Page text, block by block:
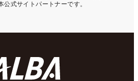
公式サイトパートナーです。